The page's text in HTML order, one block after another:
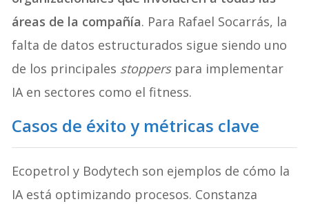
áreas de la compañía. Para Rafael Socarrás, la
falta de datos estructurados sigue siendo uno
de los principales stopperspara implementar
IA en sectores como el fitness.
Casos de éxito y métricas clave
Ecopetrol y Bodytech son ejemplos de cómo la
IA está optimizando procesos. Constanza